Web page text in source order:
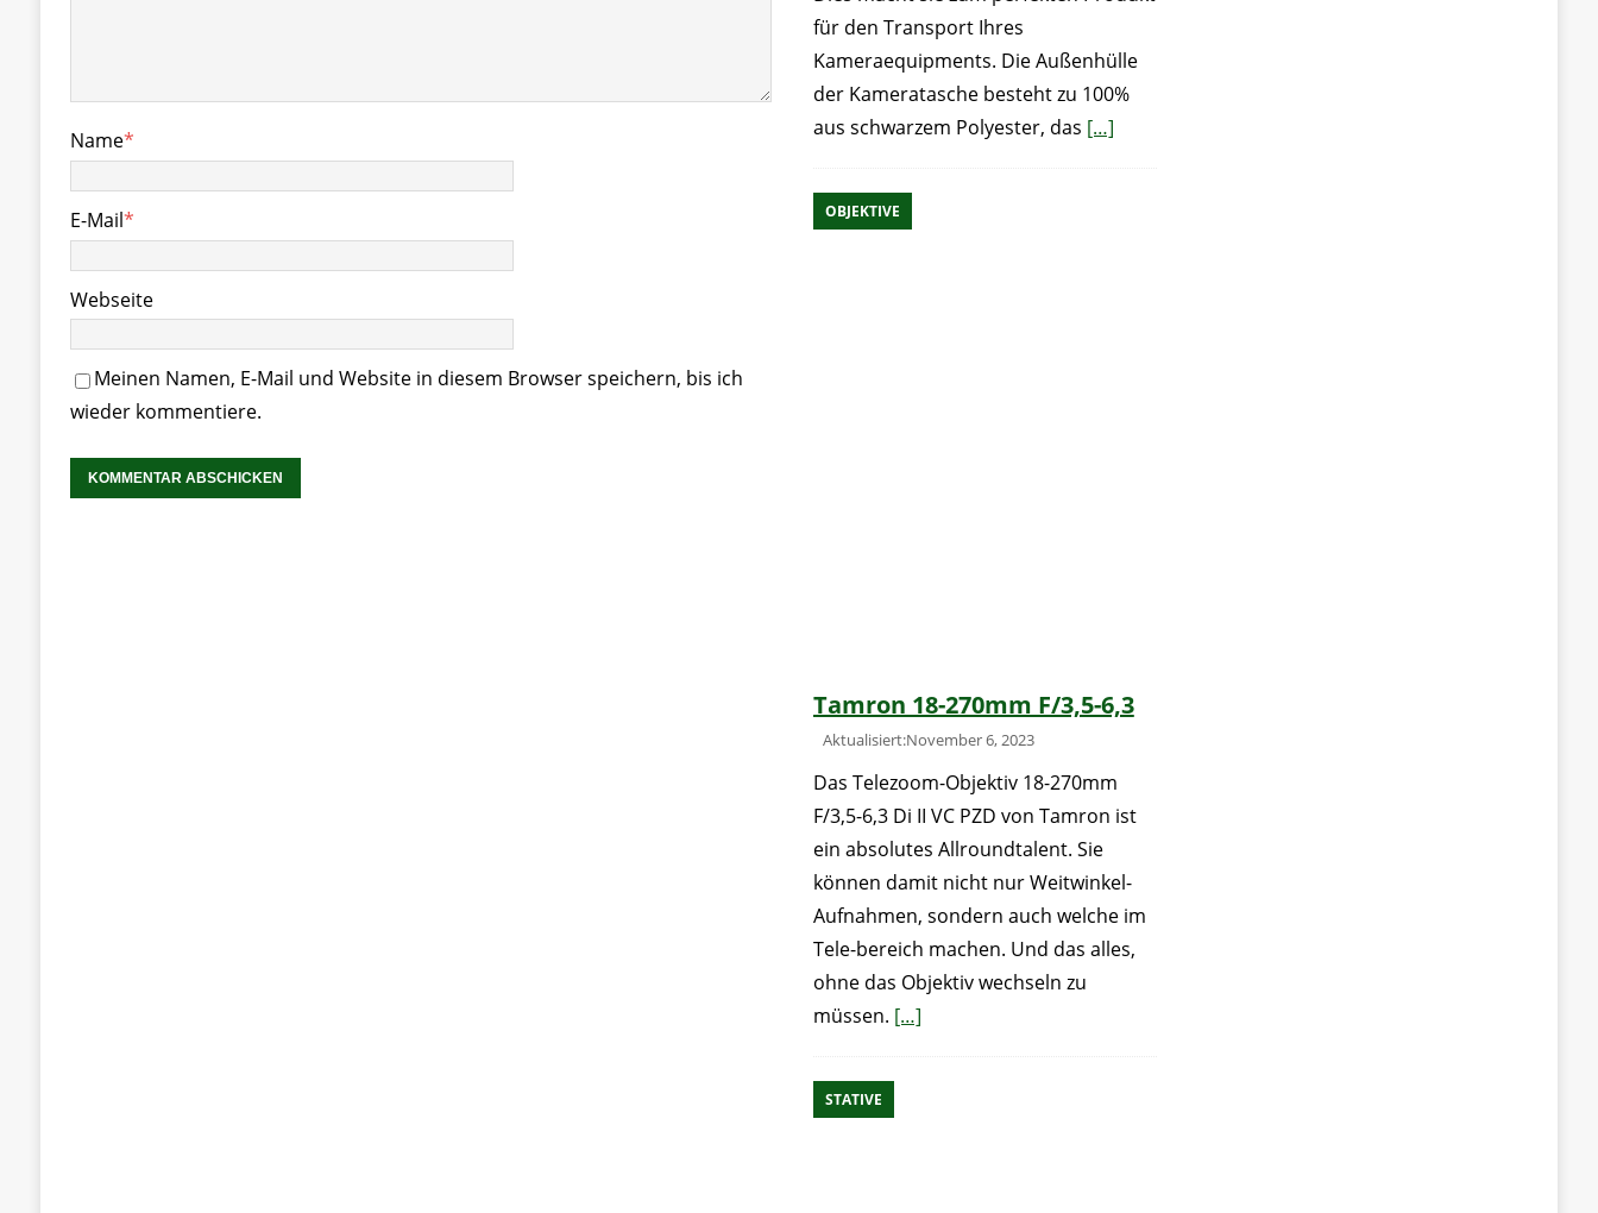
Name*
E-Mail*
Webseite
Meinen Namen, E-Mail und Website in diesem Browser speichern, bis ich
wieder kommentiere.
für den Transport Ihres
Kameraequipments. Die Außenhülle
der Kameratasche besteht zu 100%
aus schwarzem Polyester, das […]
Tamron 18-270mm F/3,5-6,3
OBJEKTIVE
Aktualisiert:November 6, 2023
Das Telezoom-Objektiv 18-270mm
F/3,5-6,3 Di II VC PZD von Tamron ist
ein absolutes Allroundtalent. Sie
können damit nicht nur Weitwinkel-
Aufnahmen, sondern auch welche im
Tele-bereich machen. Und das alles,
ohne das Objektiv wechseln zu
müssen. […]
STATIVE